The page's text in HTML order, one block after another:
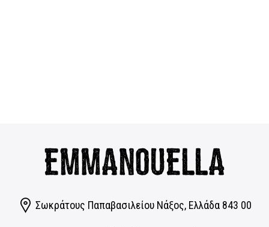
Σωκράτους Παπαβασιλείου Νάξος, Eλλάδα 843 00